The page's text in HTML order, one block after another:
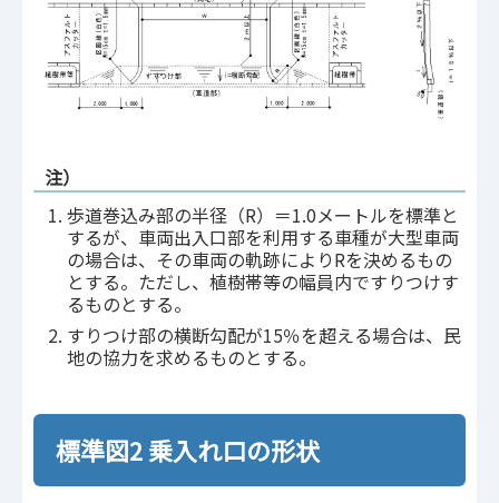
注）
歩道巻込み部の半径（R）＝1.0メートルを標準と
するが、車両出入口部を利用する車種が大型車両
の場合は、その車両の軌跡によりRを決めるもの
とする。ただし、植樹帯等の幅員内ですりつけす
るものとする。
すりつけ部の横断勾配が15％を超える場合は、民
地の協力を求めるものとする。
標準図2 乗入れ口の形状